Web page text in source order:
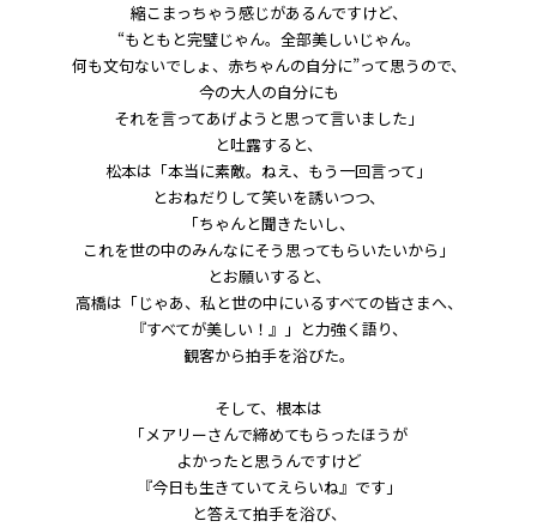
縮こまっちゃう感じがあるんですけど、
“もともと完璧じゃん。全部美しいじゃん。
何も文句ないでしょ、赤ちゃんの自分に”って思うので、
今の大人の自分にも
それを言ってあげようと思って言いました」
と吐露すると、
松本は「本当に素敵。ねえ、もう一回言って」
とおねだりして笑いを誘いつつ、
「ちゃんと聞きたいし、
これを世の中のみんなにそう思ってもらいたいから」
とお願いすると、
高橋は「じゃあ、私と世の中にいるすべての皆さまへ、
『すべてが美しい！』」と力強く語り、
観客から拍手を浴びた。
そして、根本は
「メアリーさんで締めてもらったほうが
よかったと思うんですけど
『今日も生きていてえらいね』です」
と答えて拍手を浴び、